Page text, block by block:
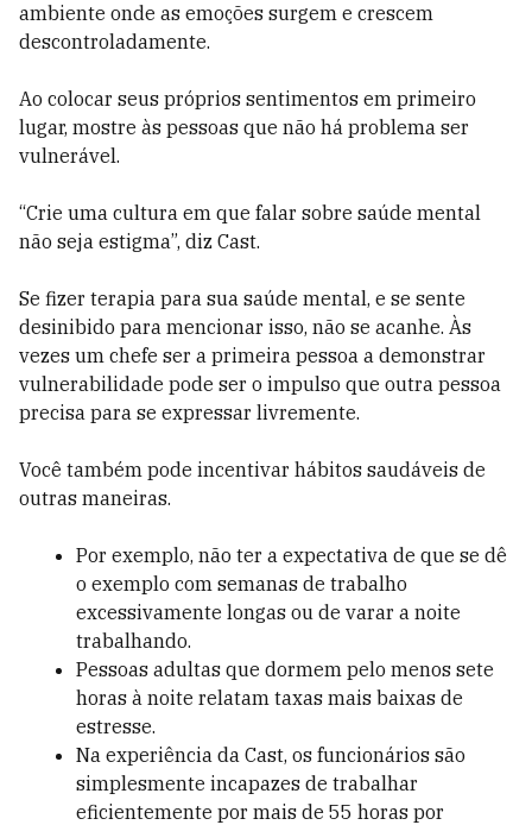
ambiente onde as emoções surgem e crescem
descontroladamente.
Ao colocar seus próprios sentimentos em primeiro
lugar, mostre às pessoas que não há problema ser
vulnerável.
“Crie uma cultura em que falar sobre saúde mental
não seja estigma”, diz Cast.
Se fizer terapia para sua saúde mental, e se sente
desinibido para mencionar isso, não se acanhe. Às
vezes um chefe ser a primeira pessoa a demonstrar
vulnerabilidade pode ser o impulso que outra pessoa
precisa para se expressar livremente.
Você também pode incentivar hábitos saudáveis de
outras maneiras.
Por exemplo, não ter a expectativa de que se dê
o exemplo com semanas de trabalho
excessivamente longas ou de varar a noite
trabalhando.
Pessoas adultas que dormem pelo menos sete
horas à noite relatam taxas mais baixas de
estresse.
Na experiência da Cast, os funcionários são
simplesmente incapazes de trabalhar
eficientemente por mais de 55 horas por